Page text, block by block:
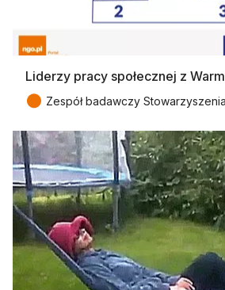
Liderzy pracy społecznej z
● Zespół badawczy